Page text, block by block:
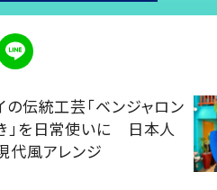
の伝統工芸「ベンジャロン
」を日常使いに 日本人
代風アレンジ